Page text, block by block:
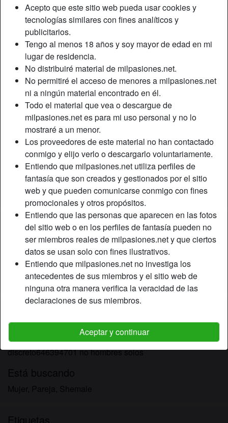
Acepto que este sitio web pueda usar cookies y
tecnologías similares con fines analíticos y
publicitarios.
Tengo al menos 18 años y soy mayor de edad en mi
lugar de residencia.
No distribuiré material de milpasiones.net.
No permitiré el acceso de menores a milpasiones.net
ni a ningún material encontrado en él.
Todo el material que vea o descargue de
milpasiones.net es para mi uso personal y no lo
mostraré a un menor.
Los proveedores de este material no han contactado
conmigo y elijo verlo o descargarlo voluntariamente.
Entiendo que milpasiones.net utiliza perfiles de
fantasía que son creados y gestionados por el sitio
web y que pueden comunicarse conmigo con fines
promocionales y otros propósitos.
Entiendo que las personas que aparecen en las fotos
del sitio web o en los perfiles de fantasía pueden no
ser miembros reales de milpasiones.net y que ciertos
datos se usan solo con fines ilustrativos.
Entiendo que milpasiones.net no investiga los
antecedentes de sus miembros y el sitio web de
ninguna otra manera verifica la veracidad de las
declaraciones de sus miembros.
Aceptar y continuar
Apodo:
Josee
Edad:
56
País:
España
Provincia:
Almería
Género:
Hombre
Hombre solo de Roquetas de mar Busco mujeres ,parejas
,shemales Pasarlo bien buen royo y muy
discreto646394701 no hombres solos
Está buscando
Mujer, Pareja, Shemale
Etiquetas